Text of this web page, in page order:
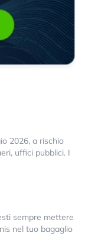
2026, a rischio
uffici pubblici. I
sempre mettere
nel tuo bagaglio